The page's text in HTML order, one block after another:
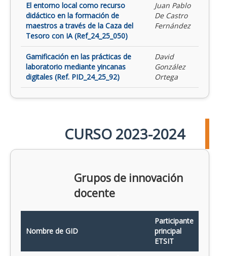
El entorno local como recurso
didáctico en la formación de
maestros a través de la Caza del
Tesoro con IA (Ref_24_25_050)
Juan Pablo
De Castro
Fernández
Gamificación en las prácticas de
laboratorio mediante yincanas
digitales (Ref. PID_24_25_92)
David
González
Ortega
CURSO 2023-2024
Grupos de innovación
docente
Nombre de GID
Participante
principal
ETSIT